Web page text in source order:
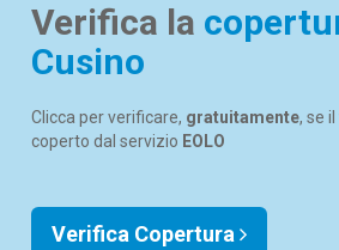
Verifica la
Cusino
Clicca per verificare, gratuitamente, se
coperto dal servizio EOLO
Verifica Copertura